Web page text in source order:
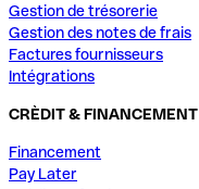
Gestion de trésorerie
Gestion des notes de frais
Factures fournisseurs
Intégrations
CRÈDIT & FINANCEMENT
Financement
Pay Later